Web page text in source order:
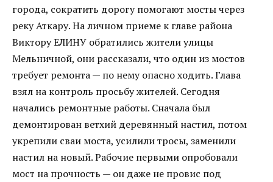
города, сократить дорогу помогают мосты через
реку Аткару. На личном приеме к главе района
Виктору ЕЛИНУ обратились жители улицы
Мельничной, они рассказали, что один из мостов
требует ремонта — по нему опасно ходить. Глава
взял на контроль просьбу жителей. Сегодня
начались ремонтные работы. Сначала был
демонтирован ветхий деревянный настил, потом
укрепили сваи моста, усилили тросы, заменили
настил на новый. Рабочие первыми опробовали
мост на прочность — он даже не провис под